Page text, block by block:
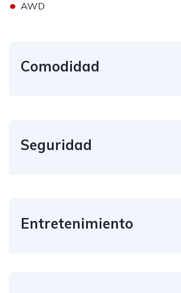
• AWD
Comodidad
Seguridad
Entretenimiento